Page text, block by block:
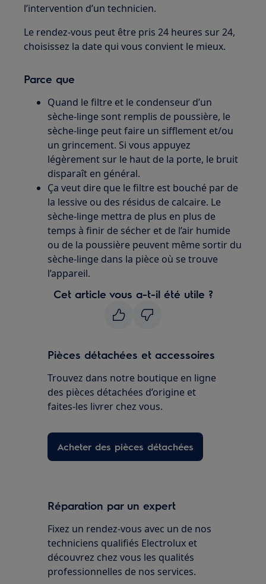
l’intervention d’un technicien.
Le rendez-vous peut être pris 24 heures sur 24,
choisissez la date qui vous convient le mieux.
Parce que
Quand le filtre et le condenseur d’un
sèche-linge sont remplis de poussière, le
sèche-linge peut faire un sifflement et/ou
un grincement. Si vous appuyez
légèrement sur le haut de la porte, le bruit
disparaît en général.
Ça veut dire que le filtre est bouché par de
la lessive ou des résidus de calcaire. Le
sèche-linge mettra de plus en plus de
temps à finir de sécher et de l’air humide
ou de la poussière peuvent même sortir du
sèche-linge dans la pièce où se trouve
l’appareil.
Cet article vous a-t-il été utile ?
Pièces détachées et accessoires
Trouvez dans notre boutique en ligne
des pièces détachées d’origine et
faites-les livrer chez vous.
Acheter des pièces détachées
Réparation par un expert
Fixez un rendez-vous avec un de nos
techniciens qualifiés Electrolux et
découvrez chez vous les qualités
professionnelles de nos services.